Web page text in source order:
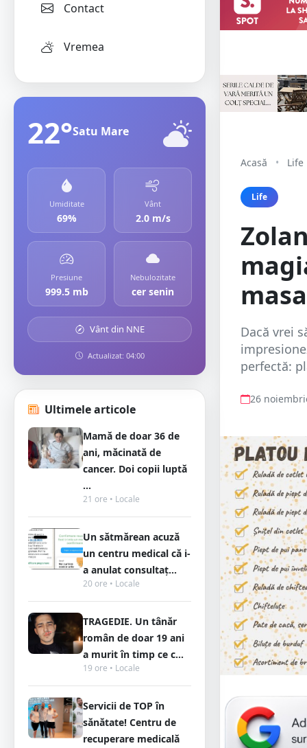
Contact
Vremea
22°Satu Mare
Umiditate
69%
Vânt
2.0 m/s
Presiune
999.5 mb
Nebulozitate
cer senin
Vânt din NNE
Actualizat: 04:00
Ultimele articole
Mamă de doar 36 de
ani, măcinată de
cancer. Doi copii luptă
...
21 ore • Locale
Un sătmărean acuză
un centru medical că i-
a anulat consultaț...
20 ore • Locale
TRAGEDIE. Un tânăr
român de doar 19 ani
a murit în timp ce c...
19 ore • Locale
Servicii de TOP în
sănătate! Centru de
recuperare medicală
Acasă • Life
Life
Dacă vrei
perfectă:
26